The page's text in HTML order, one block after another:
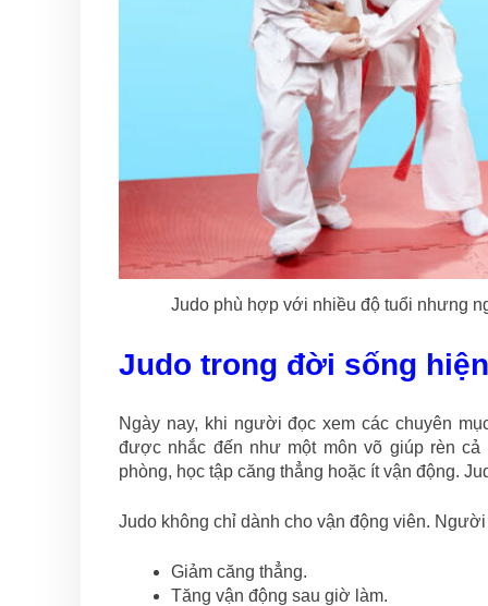
Judo phù hợp với nhiều độ tuổi nhưng
Judo trong đời sống
Ngày nay, khi người đọc xem các chuyên
được nhắc đến như một môn võ giúp rèn
phòng, học tập căng thẳng hoặc ít vận động.
Judo không chỉ dành cho vận động viên.
Giảm căng thẳng.
Tăng vận động sau giờ làm.